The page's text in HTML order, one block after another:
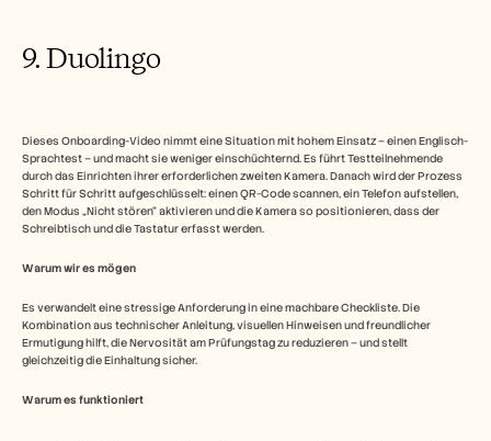
9. Duolingo
Dieses Onboarding-Video nimmt eine Situation mit hohem Einsatz – einen Englisch-
Sprachtest – und macht sie weniger einschüchternd. Es führt Testteilnehmende
durch das Einrichten ihrer erforderlichen zweiten Kamera. Danach wird der Prozess
Schritt für Schritt aufgeschlüsselt: einen QR-Code scannen, ein Telefon aufstellen,
den Modus „Nicht stören“ aktivieren und die Kamera so positionieren, dass der
Schreibtisch und die Tastatur erfasst werden.
Warum wir es mögen
Es verwandelt eine stressige Anforderung in eine machbare Checkliste. Die
Kombination aus technischer Anleitung, visuellen Hinweisen und freundlicher
Ermutigung hilft, die Nervosität am Prüfungstag zu reduzieren – und stellt
gleichzeitig die Einhaltung sicher.
Warum es funktioniert